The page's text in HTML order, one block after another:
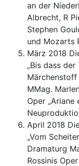
an der
Albrecht, R
Stephen
und Mozarts
März 2018
„Bis dass
Märchenstoff
MMag.
Oper „Ariane
April 2018
„Vom
Dramaturg
Rossinis